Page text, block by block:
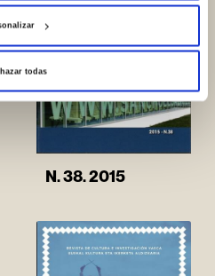
todas
N. 38. 2015